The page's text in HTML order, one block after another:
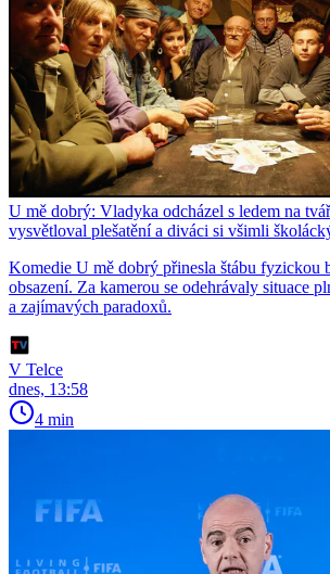
U mě dobrý: Vladyka odcházel s ledem na
vysvětloval plešatění a diváci si všimli
Komedie U mě dobrý přinesla štábu fyzickou
obsazení. Za kamerou se odehrávaly situace
a zajímavých paradoxů.
V Telce
dnes, 13:58
4 min